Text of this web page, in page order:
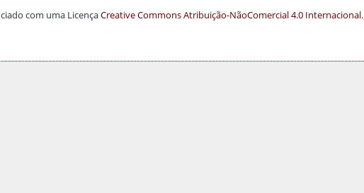
com uma LicençaCreative Commons Atribuição-NãoComercial 4.0 Internacional.